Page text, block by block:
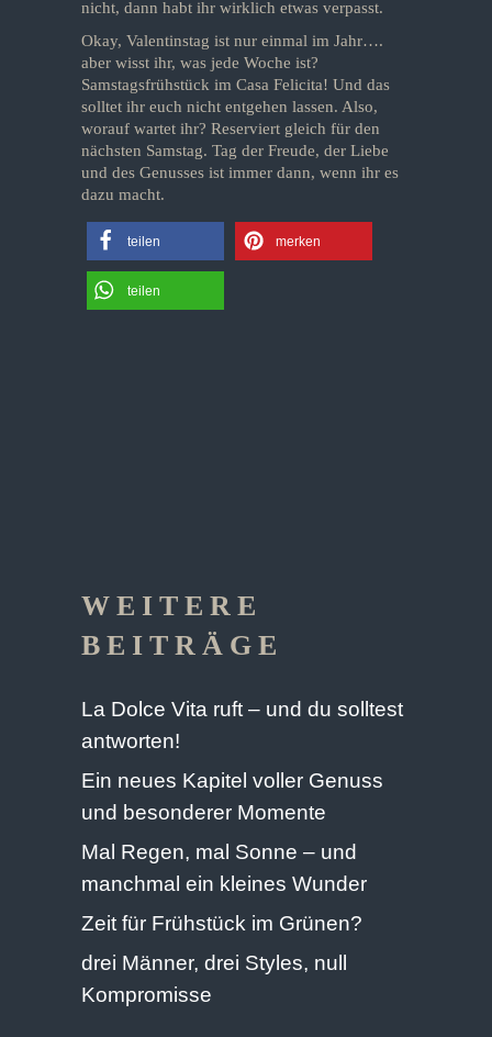
nicht, dann habt ihr wirklich etwas verpasst.
Okay, Valentinstag ist nur einmal im Jahr….
aber wisst ihr, was jede Woche ist?
Samstagsfrühstück im Casa Felicita! Und das
solltet ihr euch nicht entgehen lassen. Also,
worauf wartet ihr? Reserviert gleich für den
nächsten Samstag. Tag der Freude, der Liebe
und des Genusses ist immer dann, wenn ihr es
dazu macht.
teilen merken
teilen
WEITERE
BEITRÄGE
La Dolce Vita ruft – und du solltest
antworten!
Ein neues Kapitel voller Genuss
und besonderer Momente
Mal Regen, mal Sonne – und
manchmal ein kleines Wunder
Zeit für Frühstück im Grünen?
drei Männer, drei Styles, null
Kompromisse